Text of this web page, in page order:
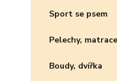
Sport se psem
Pelechy, matrace
Boudy, dvířka